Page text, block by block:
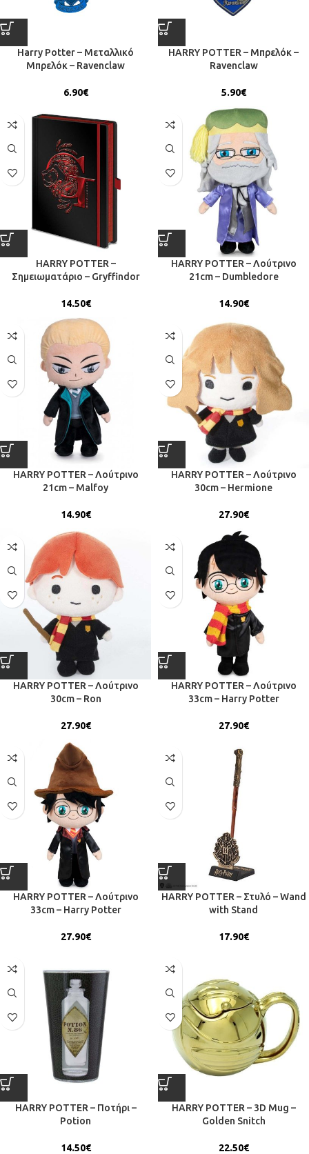
Harry Potter – Μεταλλικό
Μπρελόκ – Ravenclaw
6.90€
HARRY POTTER – Μπρελόκ –
Ravenclaw
5.90€
HARRY POTTER –
Σημειωματάριο – Gryffindor
14.50€
HARRY POTTER – Λούτρινο
21cm – Dumbledore
14.90€
HARRY POTTER – Λούτρινο
21cm – Malfoy
14.90€
HARRY POTTER – Λούτρινο
30cm – Hermione
27.90€
HARRY POTTER – Λούτρινο
30cm – Ron
27.90€
HARRY POTTER – Λούτρινο
33cm – Harry Potter
27.90€
HARRY POTTER – Λούτρινο
33cm – Harry Potter
27.90€
HARRY POTTER – Στυλό – Wand
with Stand
17.90€
HARRY POTTER – Ποτήρι –
Potion
14.50€
HARRY POTTER – 3D Mug –
Golden Snitch
22.50€